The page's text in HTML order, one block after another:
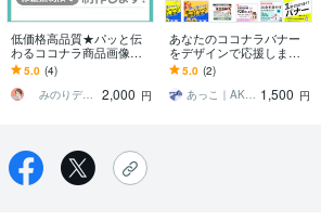
低価格高品質★パッと伝
わるココナラ商品画像作
ります 魅力を一目で伝え
るサムネイル画像【修正
無制限】で仕上げます！
5.0 (4)
みのりデザイン
2,000 円
あなたのココナラバナー
をデザインで応援しま
す！ます あなたのココナ
ラ出店画像をパッと目立
たせませんか？！
5.0 (2)
あっこ｜AKKO Design 1,500 円